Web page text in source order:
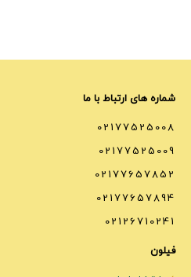
شماره های ارتباط با ما
02177525008
02177525009
02177657852
02177657894
02126710241
فیلون